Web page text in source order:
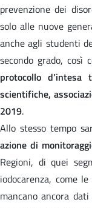
prevenzione dei
solo alle nuove
anche agli studenti
secondo grado, così
protocollo
scientifiche,
2019.
Allo stesso tempo
azione di
Regioni, di quei
iodocarenza, come
mancano ancora